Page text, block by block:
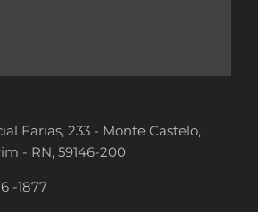
Farias, 233 - Monte Castelo,
- RN, 59146-200
-1877